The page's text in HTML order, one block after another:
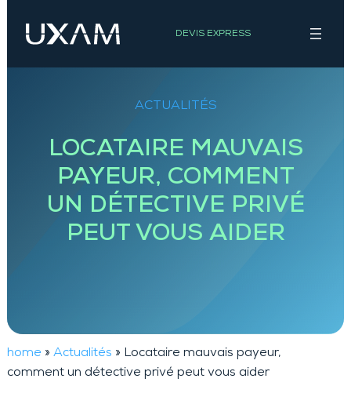
contenu
DEVIS EXPRESS
ACTUALITÉS
LOCATAIRE MAUVAIS
PAYEUR, COMMENT
UN DÉTECTIVE PRIVÉ
PEUT VOUS AIDER
home » Actualités » Locataire mauvais payeur,
comment un détective privé peut vous aider